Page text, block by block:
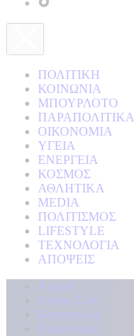
ΠΟΛΙΤΙΚΗ
ΚΟΙΝΩΝΙΑ
ΜΠΟΥΡΛΟΤΟ
ΠΑΡΑΠΟΛΙΤΙΚΑ
ΟΙΚΟΝΟΜΙΑ
ΥΓΕΙΑ
ΕΝΕΡΓΕΙΑ
ΚΟΣΜΟΣ
ΑΘΛΗΤΙΚΑ
MEDIA
ΠΟΛΙΤΙΣΜΟΣ
LIFESTYLE
ΤΕΧΝΟΛΟΓΙΑ
ΑΠΟΨΕΙΣ
Αρχική
Kontra Live
Καταγγελίες
Επικοινωνία